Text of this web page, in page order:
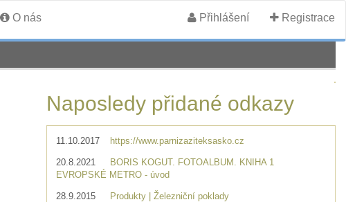
O nás Přihlášení Registrace
Naposledy přidané odkazy
11.10.2017 https://www.parnizaziteksasko.cz
20.8.2021
BORIS KOGUT. FOTOALBUM. KNIHA 1
EVROPSKÉ METRO - úvod
28.9.2015 Produkty | Železniční poklady